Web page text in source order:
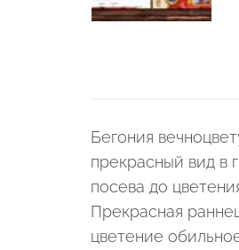
Бегония
прекрасный вид в
посева до
Прекрасная
цветение